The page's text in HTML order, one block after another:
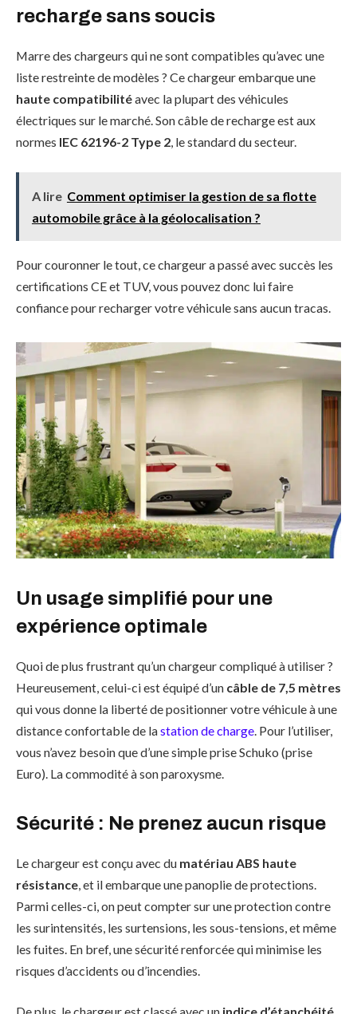
recharge sans soucis
Marre des chargeurs qui ne sont compatibles qu’avec une
liste restreinte de modèles ? Ce chargeur embarque une
haute compatibilitéavec la plupart des véhicules
électriques sur le marché. Son câble de recharge est aux
normes IEC 62196-2 Type 2, le standard du secteur.
A lire Comment optimiser la gestion de sa flotte
automobile grâce à la géolocalisation ?
Pour couronner le tout, ce chargeur a passé avec succès les
certifications CE et TUV, vous pouvez donc lui faire
confiance pour recharger votre véhicule sans aucun tracas.
Un usage simplifié pour une
expérience optimale
Quoi de plus frustrant qu’un chargeur compliqué à utiliser ?
Heureusement, celui-ci est équipé d’un câble de 7,5 mètres
qui vous donne la liberté de positionner votre véhicule à une
distance confortable de lastation de charge . Pour l’utiliser,
vous n’avez besoin que d’une simple prise Schuko (prise
Euro). La commodité à son paroxysme.
Sécurité : Ne prenez aucun risque
Le chargeur est conçu avec du matériau ABS haute
résistance, et il embarque une panoplie de protections.
Parmi celles-ci, on peut compter sur une protection contre
les surintensités, les surtensions, les sous-tensions, et même
les fuites. En bref, une sécurité renforcée qui minimise les
risques d’accidents ou d’incendies.